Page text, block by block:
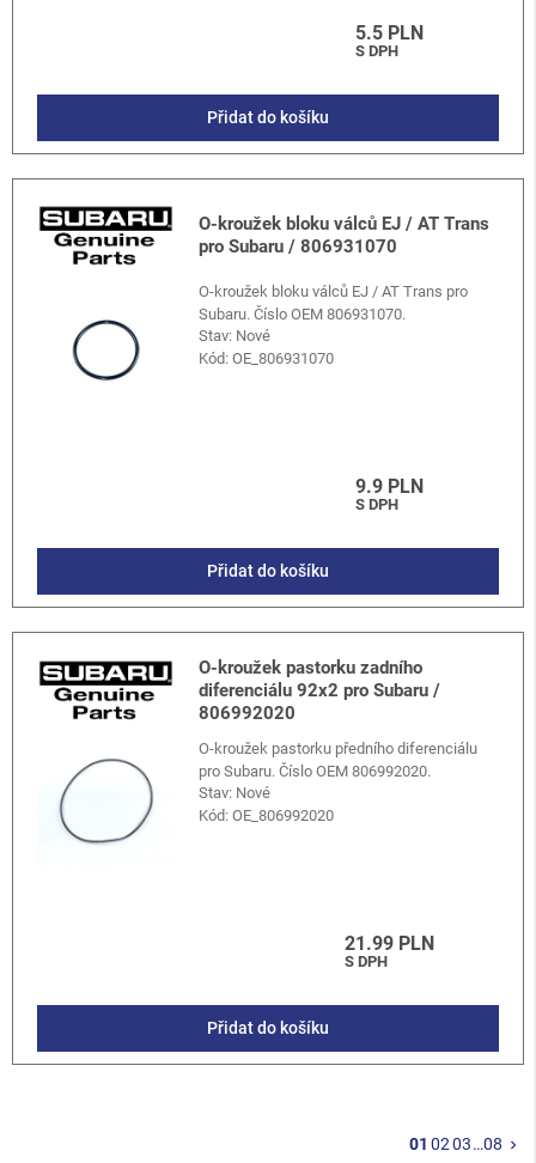
5.5 PLN
S DPH
Přidat do košíku
O-kroužek bloku válců EJ / AT Trans
pro Subaru / 806931070
O-kroužek bloku válců EJ / AT Trans pro
Subaru. Číslo OEM 806931070.
Stav: Nové
Kód:OE_806931070
9.9 PLN
S DPH
Přidat do košíku
O-kroužek pastorku zadního
diferenciálu 92x2 pro Subaru /
806992020
O-kroužek pastorku předního diferenciálu
pro Subaru. Číslo OEM 806992020.
Stav: Nové
Kód:OE_806992020
21.99 PLN
S DPH
Přidat do košíku
01 0203…08 keyboard_arrow_right